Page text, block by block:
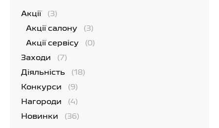
Акції (3)
Акції салону (3)
Акції сервісу (0)
Заходи (7)
Діяльність (18)
Конкурси (9)
Нагороди (4)
Новинки (36)